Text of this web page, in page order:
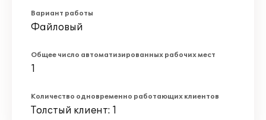
Вариант работы
Файловый
Общее число автоматизированных рабочих мест
1
Количество одновременно работающих клиентов
Толстый клиент: 1